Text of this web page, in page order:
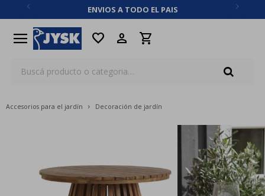
ENVIOS A TODO EL PAIS
menu favorite
Accesorios para el jardín Decoración de jardín
close